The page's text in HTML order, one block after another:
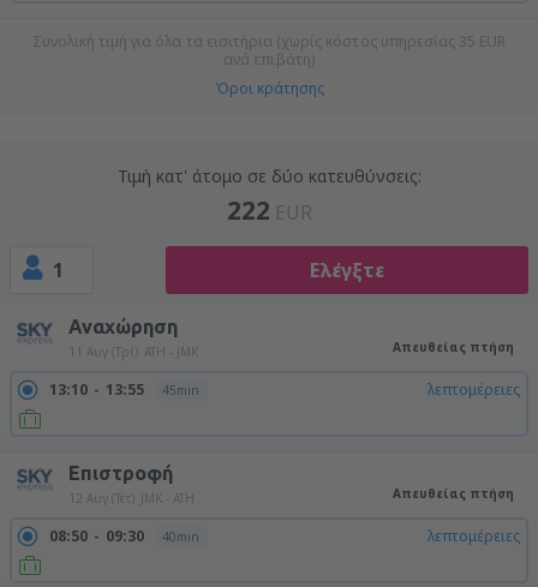
Συνολική τιμή για όλα τα εισιτήρια (χωρίς κόστος υπηρεσίας 35 EUR
ανά επιβάτη)
Όροι κράτησης
Τιμή κατ' άτομο σε δύο κατευθύνσεις:
222 EUR
1 Ελέγξτε
Αναχώρηση
11 Αυγ (Τρί) ATH - JMK Απευθείας πτήση
13:10 13:55 45min λεπτομέρειες
Επιστροφή
12 Αυγ (Τετ) JMK - ATH Απευθείας πτήση
08:50 09:30 40min λεπτομέρειες